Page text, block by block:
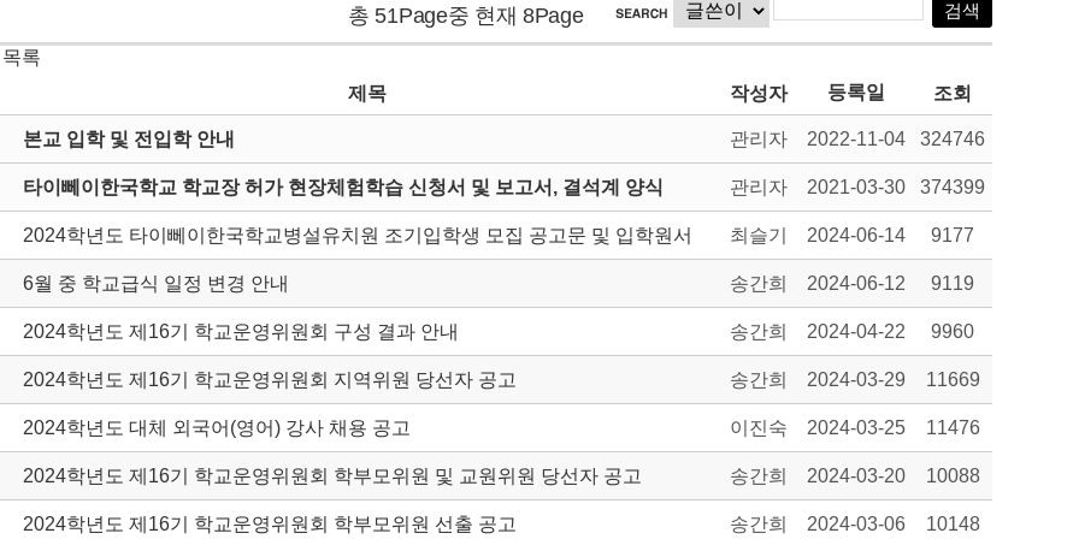
총 51Page중 현재 8Page
록
제목
작성자 등록일 조회
본교 입학 및 전입학 안내 관리자 2022-11-04 324746
타이뻬이한국학교 학교장 허가 현장체험학습 신청서 및 보고서, 결석계 양식 관리자 2021-03-30 374399
2024학년도 타이뻬이한국학교병설유치원 조기입학생 모집 공고문 및 입학원서 최슬기 2024-06-14 9177
6월 중 학교급식 일정 변경 안내 송간희 2024-06-12 9119
2024학년도 제16기 학교운영위원회 구성 결과 안내 송간희 2024-04-22 9960
2024학년도 제16기 학교운영위원회 지역위원 당선자 공고 송간희 2024-03-29 11669
2024학년도 대체 외국어(영어) 강사 채용 공고 이진숙 2024-03-25 11476
2024학년도 제16기 학교운영위원회 학부모위원 및 교원위원 당선자 공고 송간희 2024-03-20 10088
2024학년도 제16기 학교운영위원회 학부모위원 선출 공고 송간희 2024-03-06 10148